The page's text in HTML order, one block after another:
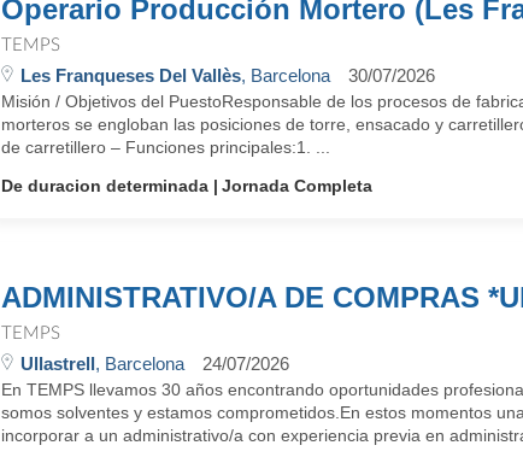
Operario Producción Mortero (Les
TEMPS
Les Franqueses Del Vallès, Barcelona 30/07/2026
Misión / Objetivos del PuestoResponsable de los procesos de
morteros se engloban las posiciones de torre, ensacado y
de carretillero – Funciones principales:1. ...
De duracion determinada
Jornada Completa
ADMINISTRATIVO/A DE COMPRAS
TEMPS
Ullastrell, Barcelona 24/07/2026
En TEMPS llevamos 30 años encontrando oportunidades
somos solventes y estamos comprometidos.En estos momentos
incorporar a un administrativo/a con experiencia previa en